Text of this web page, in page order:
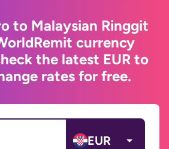
to Malaysian Ringgit
currency
the latest EUR to
rates for free.
EUR